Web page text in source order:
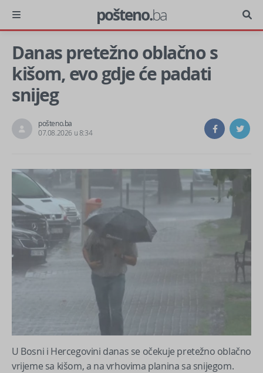
pošteno.ba
Danas pretežno oblačno s
kišom, evo gdje će padati
snijeg
pošteno.ba
07.08.2026 u 8:34
U Bosni i Hercegovini danas se očekuje pretežno oblačno
vrijeme sa kišom, a na vrhovima planina sa snijegom.